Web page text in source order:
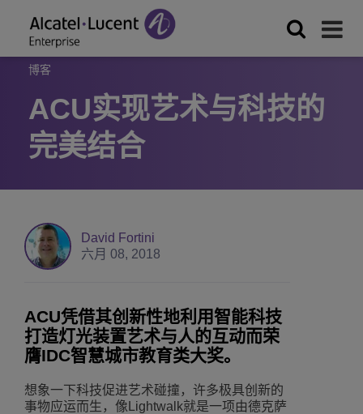
博客
ACU实现艺术与科技的
完美结合
David Fortini
六月 08, 2018
ACU凭借其创新性地利用智能科技
打造灯光装置艺术与人的互动而荣
膺IDC智慧城市教育类大奖。
想象一下科技促进艺术碰撞，许多极具创新的
事物应运而生，像Lightwalk就是一项由德克萨